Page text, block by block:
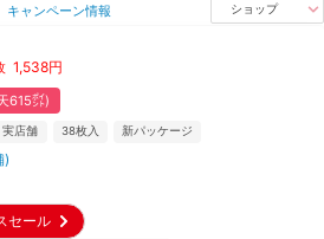
キャンペーン情報 ショップ
1,538円
615㌽)
実店舗 38枚入 新パッケージ
)
セール